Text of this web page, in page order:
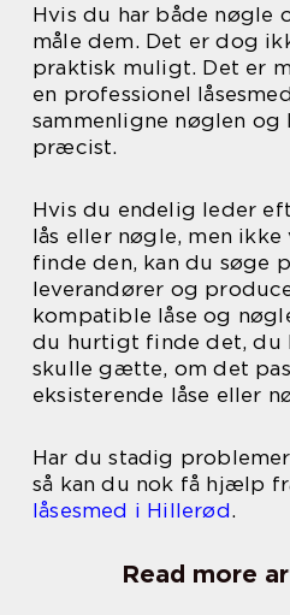
Hvis du har både nøgle
måle dem. Det er dog
praktisk muligt. Det er
en professionel
sammenligne nøglen og
præcist.
Hvis du endelig leder
lås eller nøgle, men ikke
finde den, kan du søge
leverandører og
kompatible låse og
du hurtigt finde det, du
skulle gætte, om det
eksisterende låse eller
Har du stadig
så kan du nok få hjælp
låsesmed i Hillerød.
Read more